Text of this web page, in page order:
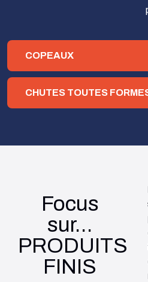
COPEAUX
CHUTES TOUTES
Focus
sur…
PRODUITS
FINIS